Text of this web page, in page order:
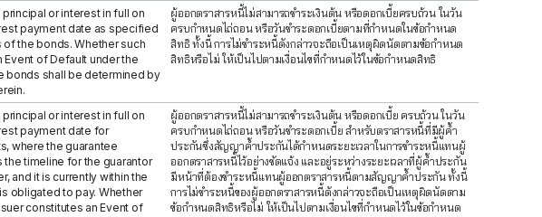
or interest in full on
payment date as specified
the bonds. Whether such
of Default under the
bonds shall be determined by
ผู้ออกตราสารหนี้ไม่สามารถชำระเงินต้น หรือดอกเบี้ยครบถ้วน ในวัน
ครบกำหนดไถ่ถอน หรือวันชำระดอกเบี้ยตามที่กำหนดในข้อกำหนด
สิทธิ ทั้งนี้ การไม่ชำระหนี้ดังกล่าวจะถือเป็นเหตุผิดนัดตามข้อกำหนด
สิทธิหรือไม่ ให้เป็นไปตามเงื่อนไขที่กำหนดไว้ในข้อกำหนดสิทธิ
or interest in full on
payment date for
where the guarantee
timeline for the guarantor
and it is currently within the
obligated to pay. Whether
constitutes an Event of
ผู้ออกตราสารหนี้ไม่สามารถชำระเงินต้น หรือดอกเบี้ย ครบถ้วน ในวัน
ครบกำหนดไถ่ถอน หรือวันชำระดอกเบี้ย สำหรับตราสารหนี้ที่มีผู้ค้ำ
ประกันซึ่งสัญญาค้ำประกันได้กำหนดระยะเวลาในการชำระหนี้แทนผู้
ออกตราสารหนี้ไว้อย่างชัดแจ้ง และอยู่ระหว่างระยะเวลาที่ผู้ค้ำประกัน
มีหน้าที่ต้องชำระหนี้แทนผู้ออกตราสารหนี้ตามสัญญาค้ำประกัน ทั้งนี้
การไม่ชำระหนี้ของผู้ออกตราสารหนี้ดังกล่าวจะถือเป็นเหตุผิดนัดตาม
ข้อกำหนดสิทธิหรือไม่ ให้เป็นไปตามเงื่อนไขที่กำหนดไว้ในข้อกำหนด